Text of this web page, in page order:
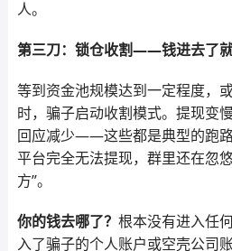
人。
第三刀：锁仓收割——钱进去了
等到资金池规模达到一定程度，
时，骗子启动收割模式。提现变
回应减少——这些都是典型的跑路
平台完全无法提现，群里还在忽
方”。
你的钱去哪了？ 根本没有进入任
入了骗子的个人账户或空壳公司